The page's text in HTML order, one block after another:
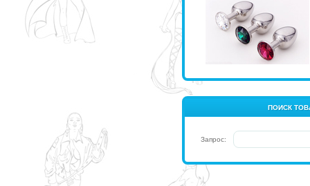
ПОИСК
Запрос: